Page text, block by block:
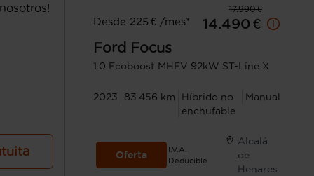
17.990 €
Desde 225 € /mes*
14.490 €
Ford Focus
1.0 Ecoboost MHEV 92kW ST-Line X
2023 83.456 km
Híbrido no
enchufable
Manual
Oferta
I.V.A.
Deducible
Alcalá
de
Henares